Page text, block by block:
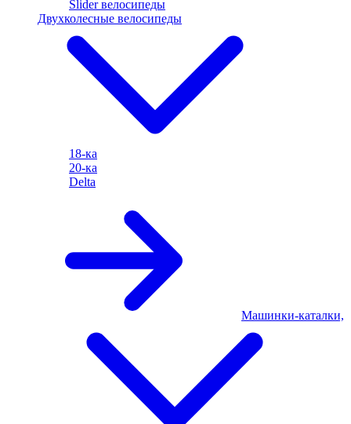
Slider велосипеды
Двухколесные велосипеды
18-ка
20-ка
Delta
Машинки-каталки,